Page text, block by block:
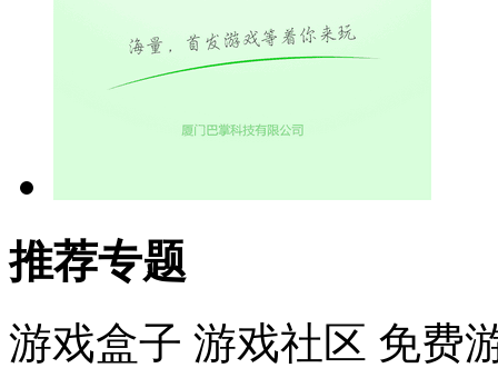
推荐专题
游戏盒子 游戏社区 免费